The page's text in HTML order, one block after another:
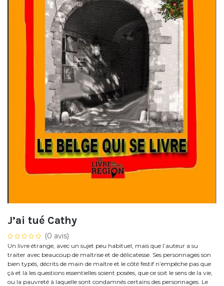
J’ai tué Cathy
(0 avis)
Un livre étrange, avec un sujet peu habituel, mais que l’auteur a su
traiter avec beaucoup de maîtrise et de délicatesse. Ses personnages son
bien typés, décrits de main de maître et le côté festif n’empêche pas que
çà et là les questions essentielles soient posées, que ce soit le sens de la vie,
ou la pauvreté à laquelle sont condamnés certains des personnages. Le